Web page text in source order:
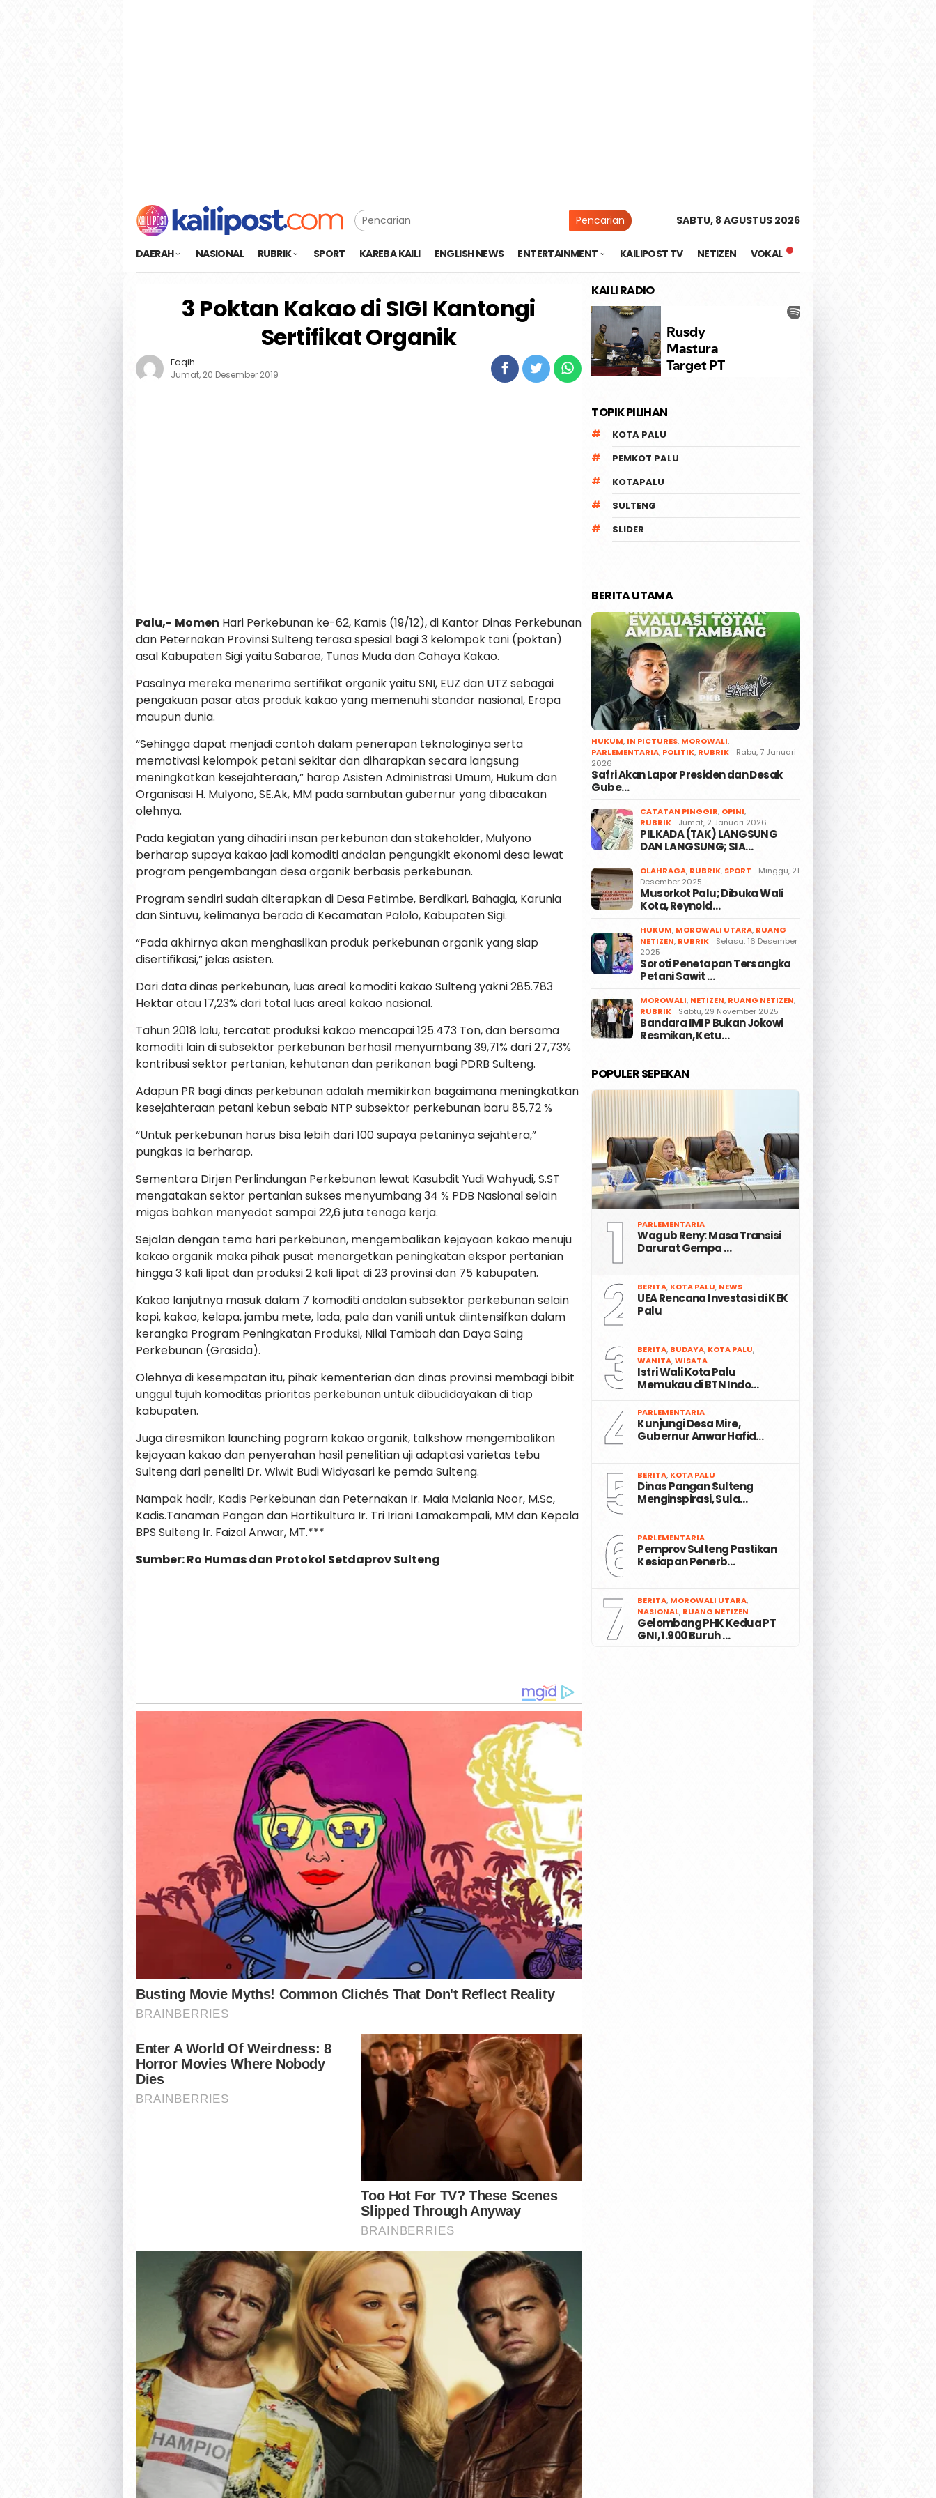
Pencarian SABTU, 8 AGUSTUS 2026
DAERAH NASIONAL RUBRIK SPORT KAREBA KAILI ENGLISH NEWS ENTERTAINMENT KAILIPOST TV NETIZEN VOKAL
3 Poktan Kakao di SIGI Kantongi
Sertifikat Organik
Faqih
Jumat, 20 Desember 2019
Palu,- Momen Hari Perkebunan ke-62, Kamis (19/12), di Kantor Dinas Perkebunan
dan Peternakan Provinsi Sulteng terasa spesial bagi 3 kelompok tani (poktan)
asal Kabupaten Sigi yaitu Sabarae, Tunas Muda dan Cahaya Kakao.
Pasalnya mereka menerima sertifikat organik yaitu SNI, EUZ dan UTZ sebagai
pengakuan pasar atas produk kakao yang memenuhi standar nasional, Eropa
maupun dunia.
“Sehingga dapat menjadi contoh dalam penerapan teknologinya serta
memotivasi kelompok petani sekitar dan diharapkan secara langsung
meningkatkan kesejahteraan,” harap Asisten Administrasi Umum, Hukum dan
Organisasi H. Mulyono, SE.Ak, MM pada sambutan gubernur yang dibacakan
olehnya.
Pada kegiatan yang dihadiri insan perkebunan dan stakeholder, Mulyono
berharap supaya kakao jadi komoditi andalan pengungkit ekonomi desa lewat
program pengembangan desa organik berbasis perkebunan.
Program sendiri sudah diterapkan di Desa Petimbe, Berdikari, Bahagia, Karunia
dan Sintuvu, kelimanya berada di Kecamatan Palolo, Kabupaten Sigi.
“Pada akhirnya akan menghasilkan produk perkebunan organik yang siap
disertifikasi,” jelas asisten.
Dari data dinas perkebunan, luas areal komoditi kakao Sulteng yakni 285.783
Hektar atau 17,23% dari total luas areal kakao nasional.
Tahun 2018 lalu, tercatat produksi kakao mencapai 125.473 Ton, dan bersama
komoditi lain di subsektor perkebunan berhasil menyumbang 39,71% dari 27,73%
kontribusi sektor pertanian, kehutanan dan perikanan bagi PDRB Sulteng.
Adapun PR bagi dinas perkebunan adalah memikirkan bagaimana meningkatkan
kesejahteraan petani kebun sebab NTP subsektor perkebunan baru 85,72 %
“Untuk perkebunan harus bisa lebih dari 100 supaya petaninya sejahtera,”
pungkas Ia berharap.
Sementara Dirjen Perlindungan Perkebunan lewat Kasubdit Yudi Wahyudi, S.ST
mengatakan sektor pertanian sukses menyumbang 34 % PDB Nasional selain
migas bahkan menyedot sampai 22,6 juta tenaga kerja.
Sejalan dengan tema hari perkebunan, mengembalikan kejayaan kakao menuju
kakao organik maka pihak pusat menargetkan peningkatan ekspor pertanian
hingga 3 kali lipat dan produksi 2 kali lipat di 23 provinsi dan 75 kabupaten.
Kakao lanjutnya masuk dalam 7 komoditi andalan subsektor perkebunan selain
kopi, kakao, kelapa, jambu mete, lada, pala dan vanili untuk diintensifkan dalam
kerangka Program Peningkatan Produksi, Nilai Tambah dan Daya Saing
Perkebunan (Grasida).
Olehnya di kesempatan itu, pihak kementerian dan dinas provinsi membagi bibit
unggul tujuh komoditas prioritas perkebunan untuk dibudidayakan di tiap
kabupaten.
Juga diresmikan launching pogram kakao organik, talkshow mengembalikan
kejayaan kakao dan penyerahan hasil penelitian uji adaptasi varietas tebu
Sulteng dari peneliti Dr. Wiwit Budi Widyasari ke pemda Sulteng.
Nampak hadir, Kadis Perkebunan dan Peternakan Ir. Maia Malania Noor, M.Sc,
Kadis.Tanaman Pangan dan Hortikultura Ir. Tri Iriani Lamakampali, MM dan Kepala
BPS Sulteng Ir. Faizal Anwar, MT.***
Sumber: Ro Humas dan Protokol Setdaprov Sulteng
KAILI RADIO
TOPIK PILIHAN
KOTA PALU
PEMKOT PALU
KOTAPALU
SULTENG
SLIDER
BERITA UTAMA
HUKUM, IN PICTURES, MOROWALI,
PARLEMENTARIA, POLITIK, RUBRIK
Rabu, 7 Januari
2026
Safri Akan Lapor Presiden dan Desak
Gube…
CATATAN PINGGIR, OPINI,
RUBRIK
Jumat, 2 Januari 2026
PILKADA (TAK) LANGSUNG
DAN LANGSUNG; SIA…
OLAHRAGA, RUBRIK, SPORT
Minggu, 21
Desember 2025
Musorkot Palu; Dibuka Wali
Kota, Reynold…
HUKUM, MOROWALI UTARA, RUANG
NETIZEN, RUBRIK
Selasa, 16 Desember
2025
Soroti Penetapan Tersangka
Petani Sawit …
MOROWALI, NETIZEN, RUANG NETIZEN,
RUBRIK
Sabtu, 29 November 2025
Bandara IMIP Bukan Jokowi
Resmikan, Ketu…
POPULER SEPEKAN
1 PARLEMENTARIA
Wagub Reny: Masa Transisi
Darurat Gempa …
2 BERITA, KOTA PALU, NEWS
UEA Rencana Investasi di KEK
Palu
3 BERITA, BUDAYA, KOTA PALU,
WANITA,WISATA
Istri Wali Kota Palu
Memukau di BTN Indo…
4 PARLEMENTARIA
Kunjungi Desa Mire,
Gubernur Anwar Hafid…
5 BERITA, KOTA PALU
Dinas Pangan Sulteng
Menginspirasi, Sula…
6 PARLEMENTARIA
Pemprov Sulteng Pastikan
Kesiapan Penerb…
7 BERITA, MOROWALI UTARA,
NASIONAL, RUANG NETIZEN
Gelombang PHK Kedua PT
GNI, 1.900 Buruh …